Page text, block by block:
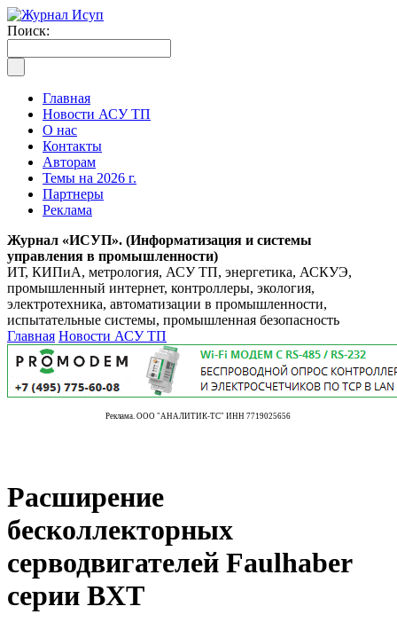
Поиск:
Главная
Новости АСУ ТП
О нас
Контакты
Авторам
Темы на 2026 г.
Партнеры
Реклама
Журнал «ИСУП». (Информатизация и системы
управления в промышленности)
ИТ, КИПиА, метрология, АСУ ТП, энергетика, АСКУЭ,
промышленный интернет, контроллеры, экология,
электротехника, автоматизации в промышленности,
испытательные системы, промышленная безопасность
Главная Новости АСУ ТП
Реклама. ООО "АНАЛИТИК-ТС" ИНН 7719025656
Расширение
бесколлекторных
серводвигателей Faulhaber
серии BXT